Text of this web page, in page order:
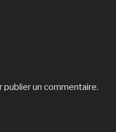
publier un commentaire.